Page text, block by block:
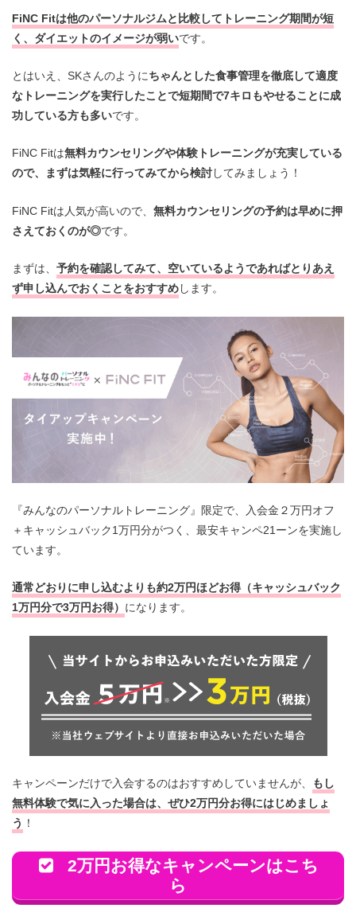
FiNC Fitは他のパーソナルジムと比較してトレーニング期間が短
く、ダイエットのイメージが弱いです。
とはいえ、SKさんのようにちゃんとした食事管理を徹底して適度
なトレーニングを実行したことで短期間で7キロもやせることに成
功している方も多いです。
FiNC Fitは無料カウンセリングや体験トレーニングが充実している
ので、まずは気軽に行ってみてから検討してみましょう！
FiNC Fitは人気が高いので、 無料カウンセリングの予約は早めに押
さえておくのが◎です。
まずは、 予約を確認してみて、空いているようであればとりあえ
ず申し込んでおくことをおすすめします。
『みんなのパーソナルトレーニング』限定で、入会金２万円オフ
＋キャッシュバック1万円分がつく、最安キャンペ21ーンを実施し
ています。
通常どおりに申し込むよりも約2万円ほどお得（キャッシュバック
1万円分で3万円お得） になります。
キャンペーンだけで入会するのはおすすめしていませんが、
もし
無料体験で気に入った場合は、ぜひ2万円分お得にはじめましょ
う ！
2万円お得なキャンペーンはこち
ら